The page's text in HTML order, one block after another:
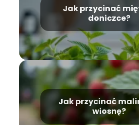
Jak przycinać
doniczce?
Jak przycinać
wiosnę?